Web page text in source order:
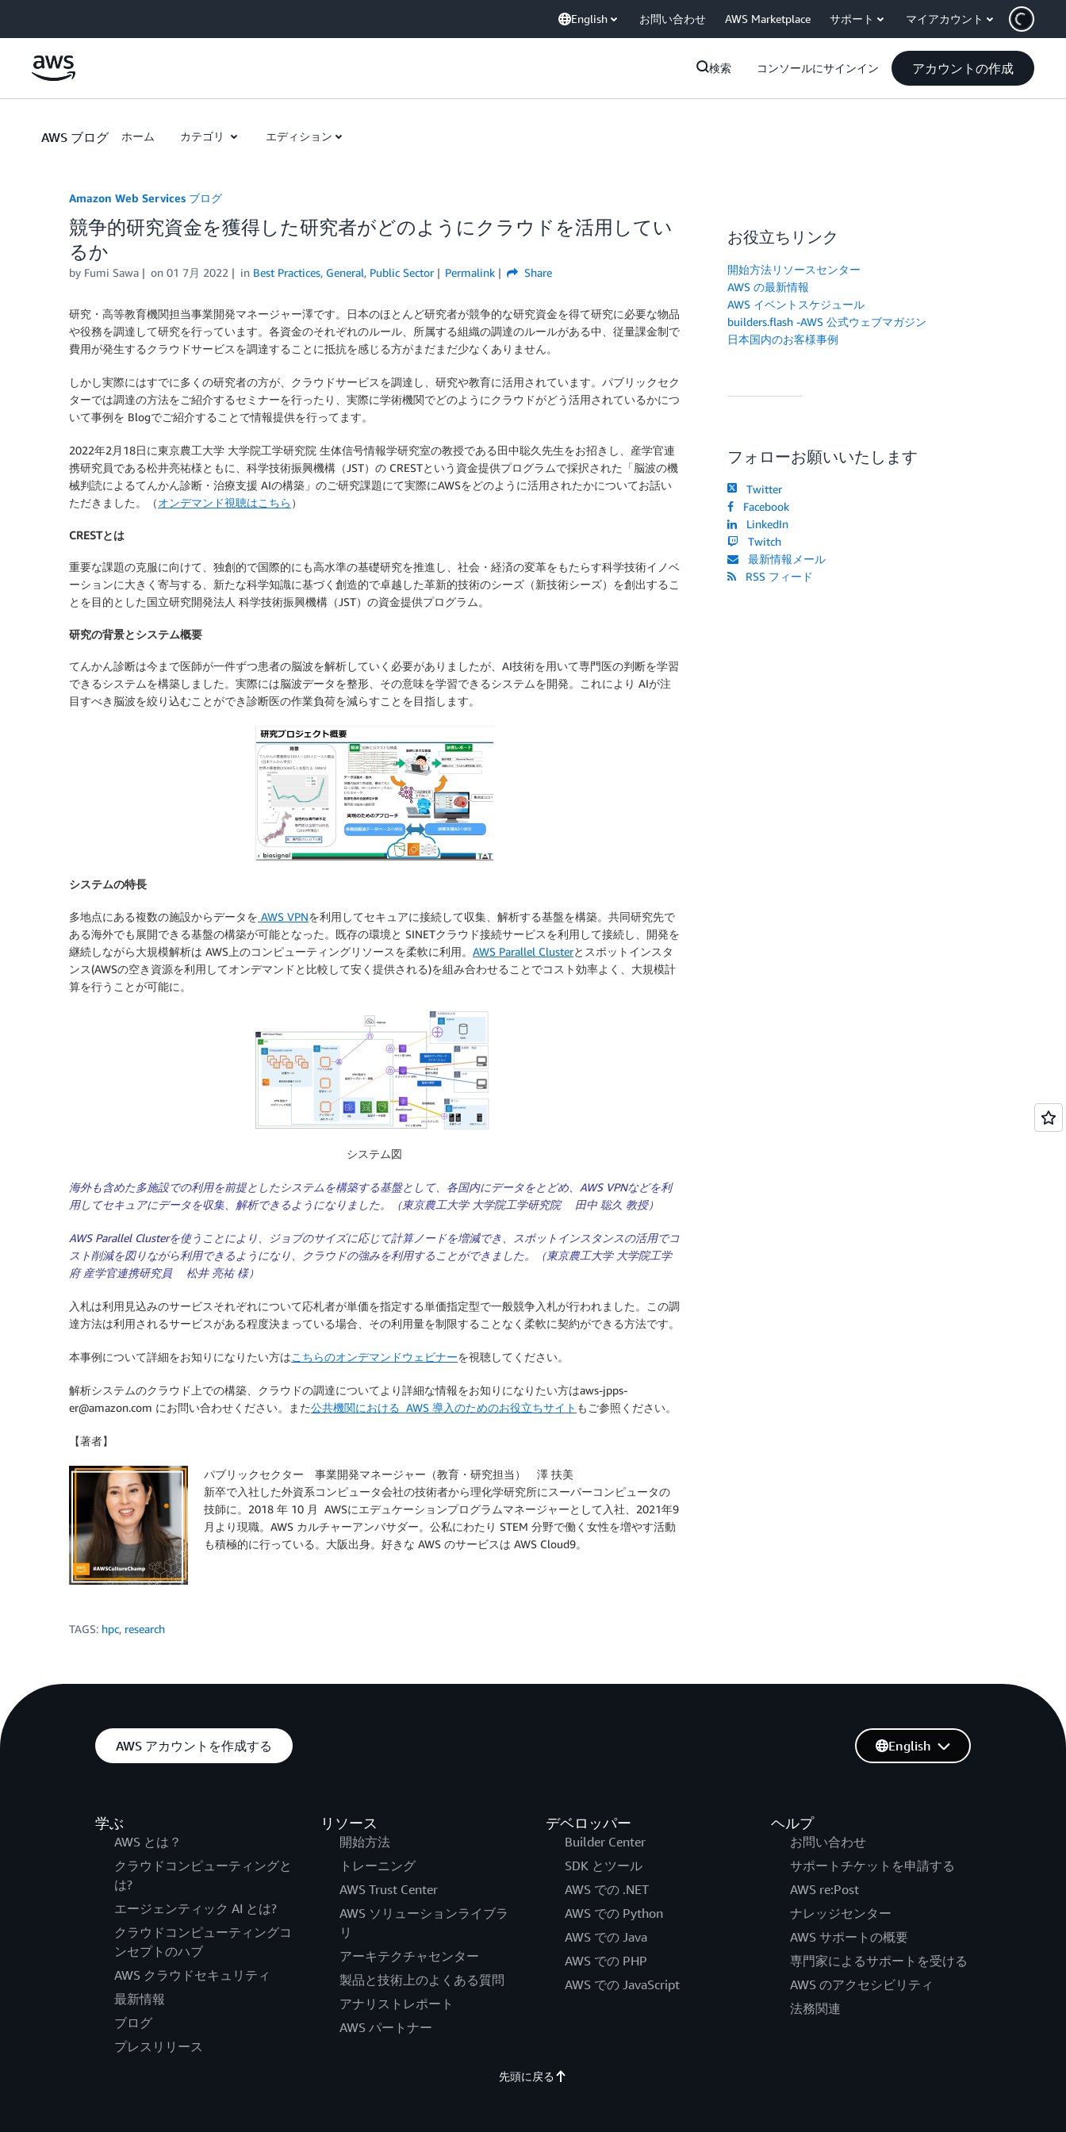
English お問い合わせ AWS Marketplace サポート マイアカウント
検索 コンソールにサインイン アカウントの作成
AWS ブログ ホーム カテゴリ エディション
Amazon Web Services ブログ
競争的研究資金を獲得した研究者がどのようにクラウドを活用してい
るか
by Fumi Sawa on 01 7月 2022 in Best Practices, General, Public Sector Permalink Share
研究・高等教育機関担当事業開発マネージャー澤です。日本のほとんど研究者が競争的な研究資金を得て研究に必要な物品
や役務を調達して研究を行っています。各資金のそれぞれのルール、所属する組織の調達のルールがある中、従量課金制で
費用が発生するクラウドサービスを調達することに抵抗を感じる方がまだまだ少なくありません。
しかし実際にはすでに多くの研究者の方が、クラウドサービスを調達し、研究や教育に活用されています。パブリックセク
ターでは調達の方法をご紹介するセミナーを行ったり、実際に学術機関でどのようにクラウドがどう活用されているかにつ
いて事例を Blogでご紹介することで情報提供を行ってます。
2022年2月18日に東京農工大学 大学院工学研究院 生体信号情報学研究室の教授である田中聡久先生をお招きし、産学官連
携研究員である松井亮祐様ともに、科学技術振興機構（JST）の CRESTという資金提供プログラムで採択された「脳波の機
械判読によるてんかん診断・治療支援 AIの構築」のご研究課題にて実際にAWSをどのように活用されたかについてお話い
ただきました。（オンデマンド視聴はこちら ）
CRESTとは
重要な課題の克服に向けて、独創的で国際的にも高水準の基礎研究を推進し、社会・経済の変革をもたらす科学技術イノベ
ーションに大きく寄与する、新たな科学知識に基づく創造的で卓越した革新的技術のシーズ（新技術シーズ）を創出するこ
とを目的とした国立研究開発法人 科学技術振興機構（JST）の資金提供プログラム。
研究の背景とシステム概要
てんかん診断は今まで医師が一件ずつ患者の脳波を解析していく必要がありましたが、AI技術を用いて専門医の判断を学習
できるシステムを構築しました。実際には脳波データを整形、その意味を学習できるシステムを開発。これにより AIが注
目すべき脳波を絞り込むことができ診断医の作業負荷を減らすことを目指します。
システムの特長
多地点にある複数の施設からデータを AWS VPNを利用してセキュアに接続して収集、解析する基盤を構築。共同研究先で
ある海外でも展開できる基盤の構築が可能となった。既存の環境と SINETクラウド接続サービスを利用して接続し、開発を
継続しながら大規模解析は AWS上のコンピューティングリソースを柔軟に利用。 AWS Parallel Clusterとスポットインスタ
ンス(AWSの空き資源を利用してオンデマンドと比較して安く提供される)を組み合わせることでコスト効率よく、大規模計
算を行うことが可能に。
システム図
海外も含めた多施設での利用を前提としたシステムを構築する基盤として、各国内にデータをとどめ、AWS VPNなどを利
用してセキュアにデータを収集、解析できるようになりました。（東京農工大学 大学院工学研究院 田中 聡久 教授）
AWS Parallel Clusterを使うことにより、ジョブのサイズに応じて計算ノードを増減でき、スポットインスタンスの活用でコ
スト削減を図りながら利用できるようになり、クラウドの強みを利用することができました。（東京農工大学 大学院工学
府 産学官連携研究員 松井 亮祐 様）
入札は利用見込みのサービスそれぞれについて応札者が単価を指定する単価指定型で一般競争入札が行われました。この調
達方法は利用されるサービスがある程度決まっている場合、その利用量を制限することなく柔軟に契約ができる方法です。
本事例について詳細をお知りになりたい方はこちらのオンデマンドウェビナーを視聴してください。
解析システムのクラウド上での構築、クラウドの調達についてより詳細な情報をお知りになりたい方はaws-jpps-
er@amazon.com にお問い合わせください。また公共機関における AWS 導入のためのお役立ちサイト もご参照ください。
【著者】
パブリックセクター 事業開発マネージャー（教育・研究担当） 澤 扶美
新卒で入社した外資系コンピュータ会社の技術者から理化学研究所にスーパーコンピュータの
技師に。2018 年 10 月 AWSにエデュケーションプログラムマネージャーとして入社、2021年9
月より現職。AWS カルチャーアンバサダー。公私にわたり STEM 分野で働く女性を増やす活動
も積極的に行っている。大阪出身。好きな AWS のサービスは AWS Cloud9。
TAGS: hpc, research
お役立ちリンク
開始方法リソースセンター
AWS の最新情報
AWS イベントスケジュール
builders.flash -AWS 公式ウェブマガジン
日本国内のお客様事例
フォローお願いいたします
Twitter
Facebook
LinkedIn
Twitch
最新情報メール
RSS フィード
AWS アカウントを作成する
学ぶ
AWS とは？
クラウドコンピューティングと
は?
エージェンティック AI とは?
クラウドコンピューティングコ
ンセプトのハブ
AWS クラウドセキュリティ
最新情報
ブログ
プレスリリース
リソース
開始方法
トレーニング
AWS Trust Center
AWS ソリューションライブラ
リ
アーキテクチャセンター
製品と技術上のよくある質問
アナリストレポート
AWS パートナー
デベロッパー
Builder Center
SDK とツール
AWS での .NET
AWS での Python
AWS での Java
AWS での PHP
AWS での JavaScript
ヘルプ
お問い合わせ
サポートチケットを申請する
AWS re:Post
ナレッジセンター
AWS サポートの概要
専門家によるサポートを受ける
AWS のアクセシビリティ
法務関連
English
先頭に戻る